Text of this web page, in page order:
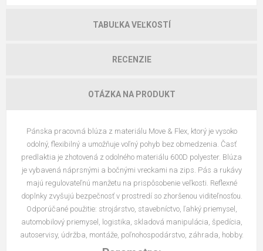
TABUĽKA VEĽKOSTÍ
RECENZIE
OTÁZKA NA PRODUKT
Pánska pracovná blúza z materiálu Move & Flex, ktorý je vysoko
odolný, flexibilný a umožňuje voľný pohyb bez obmedzenia. Časť
predlaktia je zhotovená z odolného materiálu 600D polyester. Blúza
je vybavená náprsnými a bočnými vreckami na zips. Pás a rukávy
majú regulovateľnú manžetu na prispôsobenie veľkosti. Reflexné
doplnky zvyšujú bezpečnosť v prostredí so zhoršenou viditeľnosťou.
Odporúčané použitie: strojárstvo, stavebníctvo, ľahký priemysel,
automobilový priemysel, logistika, skladová manipulácia, špedícia,
autoservisy, údržba, montáže, poľnohospodárstvo, záhrada, hobby.